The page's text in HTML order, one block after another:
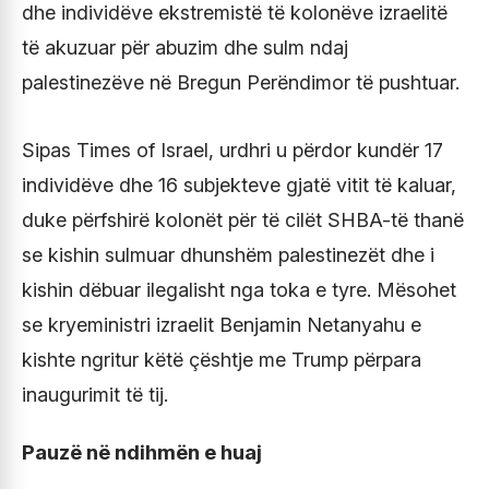
dhe individëve ekstremistë të kolonëve izraelitë
të akuzuar për abuzim dhe sulm ndaj
palestinezëve në Bregun Perëndimor të pushtuar.
Sipas Times of Israel, urdhri u përdor kundër 17
individëve dhe 16 subjekteve gjatë vitit të kaluar,
duke përfshirë kolonët për të cilët SHBA-të thanë
se kishin sulmuar dhunshëm palestinezët dhe i
kishin dëbuar ilegalisht nga toka e tyre. Mësohet
se kryeministri izraelit Benjamin Netanyahu e
kishte ngritur këtë çështje me Trump përpara
inaugurimit të tij.
Pauzë në ndihmën e huaj